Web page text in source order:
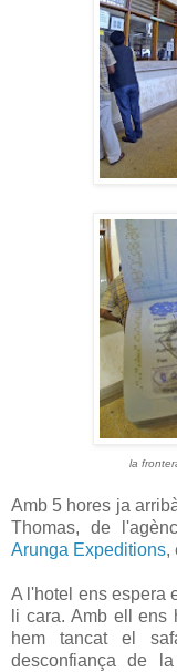
la
Amb 5 hores ja
Thomas, de
Arunga Expeditions,
A l'hotel ens espera
li cara. Amb ell ens
hem tancat el
desconfiança de